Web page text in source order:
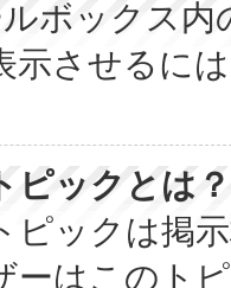
ボックス
示させるに
ピックとは？
ピックは掲
ーはこのト